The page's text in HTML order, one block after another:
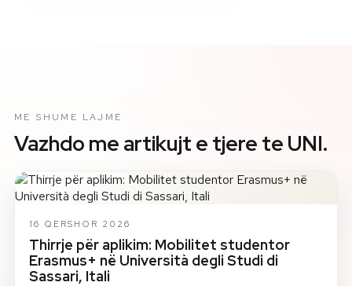
ME SHUME LAJME
Vazhdo me artikujt e tjere te UNI.
16 QERSHOR 2026
Thirrje për aplikim: Mobilitet studentor
Erasmus+ në Università degli Studi di
Sassari, Itali